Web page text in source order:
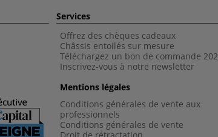
Services
Offrez des chèques cadeaux
Châssis entoilés sur mesure
Téléchargez un bon de commande 202
Inscrivez-vous à notre newsletter
Mentions légales
Conditions générales de vente aux
professionnels
Conditions générales de vente